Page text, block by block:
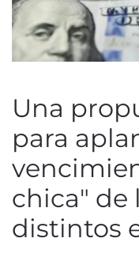
Una
para
chica" de
distintos